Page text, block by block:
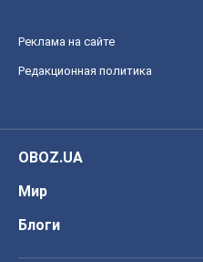
Реклама на сайте
Редакционная политика
OBOZ.UA
Мир
Блоги